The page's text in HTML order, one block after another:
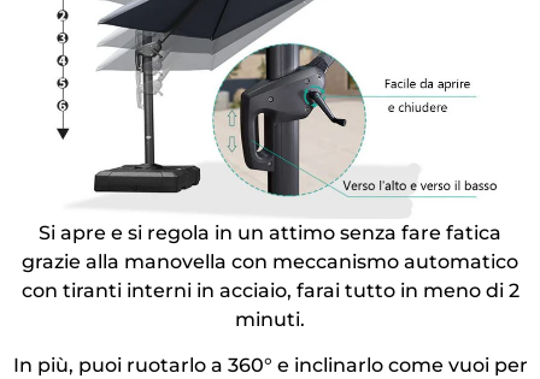
Si apre e si regola in un attimo senza fare fatica
grazie alla manovella con meccanismo automatico
con tiranti interni in acciaio, farai tutto in meno di 2
minuti.
In più, puoi ruotarlo a 360° e inclinarlo come vuoi per